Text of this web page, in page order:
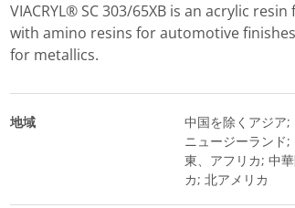
VIACRYL® SC 303/65XB is an acrylic
with amino resins for automotive
for metallics.
地域
中国を除くアジア;
ニュージーランド;
東、アフリカ; 中
カ; 北アメリカ